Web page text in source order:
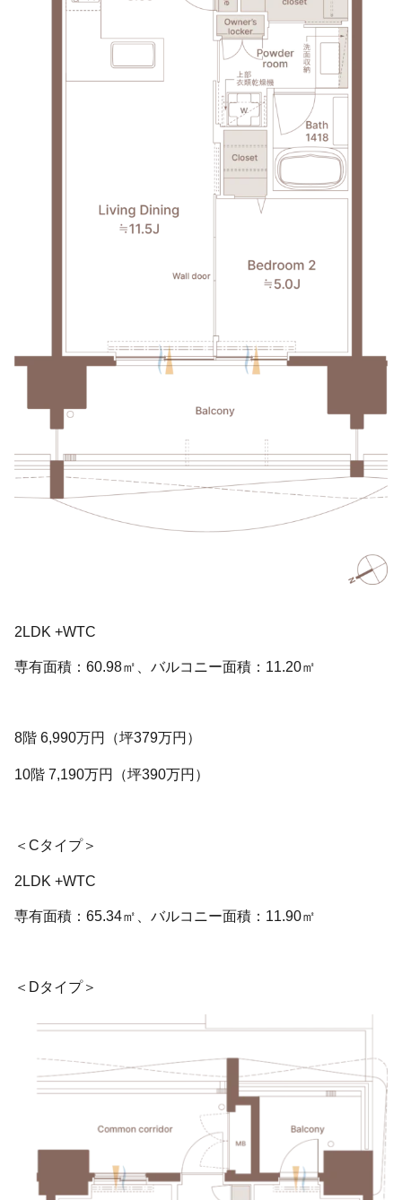
2LDK +WTC
専有面積：60.98㎡、バルコニー面積：11.20㎡
8階 6,990万円（坪379万円）
10階 7,190万円（坪390万円）
＜Cタイプ＞
2LDK +WTC
専有面積：65.34㎡、バルコニー面積：11.90㎡
＜Dタイプ＞